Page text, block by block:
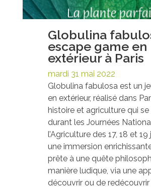
Globulina
escape game en
extérieur à Paris
mardi 31 mai 2022
Globulina fabulosa est un
en extérieur, réalisé dans
histoire et agriculture qui
durant les Journées
l’Agriculture des 17, 18 et 19
une immersion
prête à une quête
manière ludique, via une
découvrir ou de